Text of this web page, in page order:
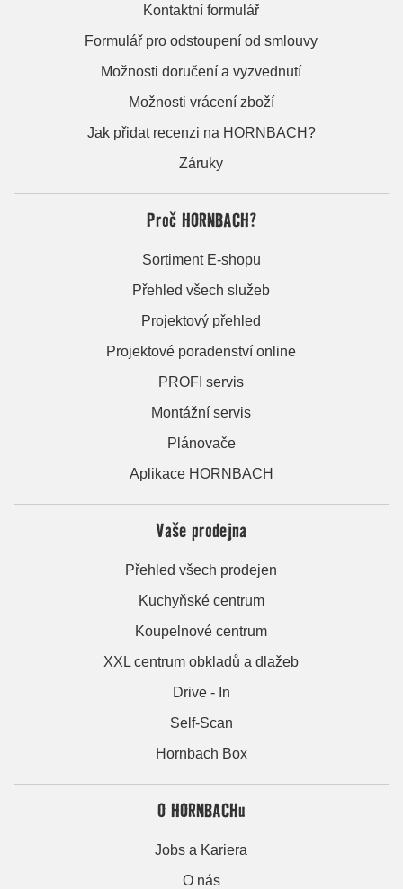
Kontaktní formulář
Formulář pro odstoupení od smlouvy
Možnosti doručení a vyzvednutí
Možnosti vrácení zboží
Jak přidat recenzi na HORNBACH?
Záruky
Proč HORNBACH?
Sortiment E-shopu
Přehled všech služeb
Projektový přehled
Projektové poradenství online
PROFI servis
Montážní servis
Plánovače
Aplikace HORNBACH
Vaše prodejna
Přehled všech prodejen
Kuchyňské centrum
Koupelnové centrum
XXL centrum obkladů a dlažeb
Drive - In
Self-Scan
Hornbach Box
O HORNBACHu
Jobs a Kariera
O nás